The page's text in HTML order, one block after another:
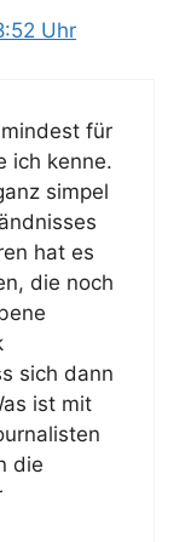
Uhr
für
ich kenne.
simpel
hat es
die noch
sich dann
ist mit
die